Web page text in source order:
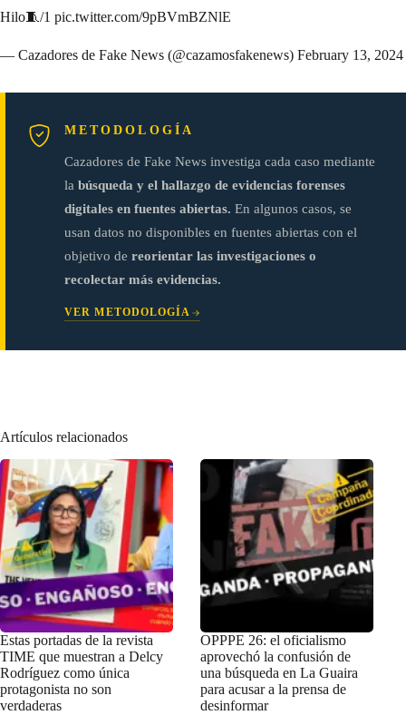
Hilo🧵/1 pic.twitter.com/9pBVmBZNlE
— Cazadores de Fake News (@cazamosfakenews) February 13, 2024
METODOLOGÍA
Cazadores de Fake News investiga cada caso mediante
la búsqueda y el hallazgo de evidencias forenses
digitales en fuentes abiertas. En algunos casos, se
usan datos no disponibles en fuentes abiertas con el
objetivo de reorientar las investigaciones o
recolectar más evidencias.
VER METODOLOGÍA
Artículos relacionados
Estas portadas de la revista
TIME que muestran a Delcy
Rodríguez como única
protagonista no son
verdaderas
OPPPE 26: el oficialismo
aprovechó la confusión de
una búsqueda en La Guaira
para acusar a la prensa de
desinformar